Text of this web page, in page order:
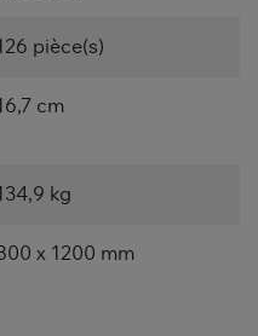
pièce(s)
cm
kg
x 1200 mm